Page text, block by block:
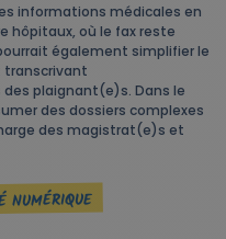
informations médicales en
hôpitaux, où le fax reste
également simplifier le
plaignant(e)s. Dans le
des dossiers complexes
des magistrat(e)s et
NUMÉRIQUE